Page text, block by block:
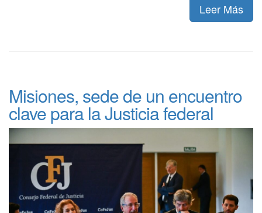
Leer Más
Misiones, sede de un encuentro
clave para la Justicia federal